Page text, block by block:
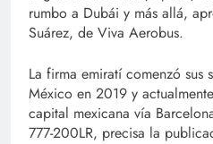
rumbo a Dubái y más allá,
Suárez, de Viva Aerobus.
La firma emiratí comenzó
México en 2019 y
capital mexicana vía
777-200LR, precisa la